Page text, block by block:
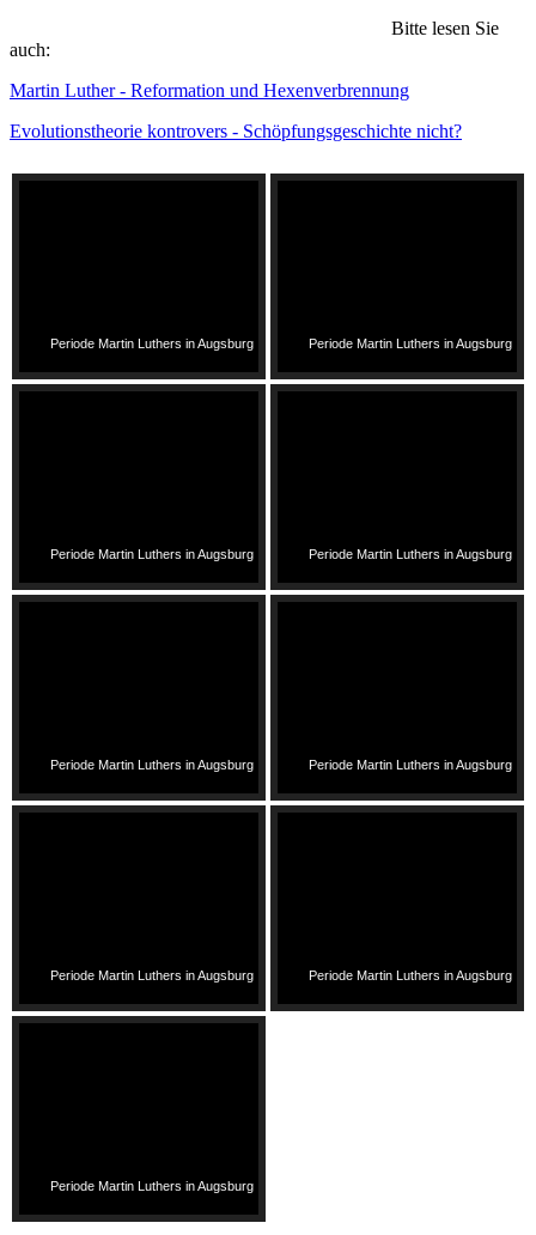
Bitte lesen Sie
auch:
Martin Luther - Reformation und Hexenverbrennung
Evolutionstheorie kontrovers - Schöpfungsgeschichte nicht?
Periode Martin Luthers in Augsburg Periode Martin Luthers in Augsburg
Periode Martin Luthers in Augsburg Periode Martin Luthers in Augsburg
Periode Martin Luthers in Augsburg Periode Martin Luthers in Augsburg
Periode Martin Luthers in Augsburg Periode Martin Luthers in Augsburg
Periode Martin Luthers in Augsburg